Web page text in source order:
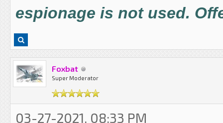
espionage is not used.
Foxbat
Super Moderator
03-27-2021, 08:33 PM